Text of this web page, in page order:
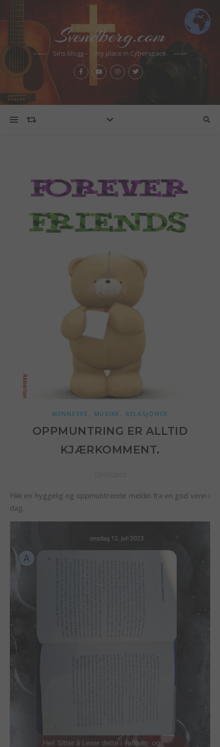
Svendberg.com
Siris blogg – …my place in Cyberspace.
MENNESKE, MUSIKK, RELASJONER
OPPMUNTRING ER ALLTID
KJÆRKOMMENT.
Fikk en hyggelig og oppmuntrende meldin fra en god venn i
dag.